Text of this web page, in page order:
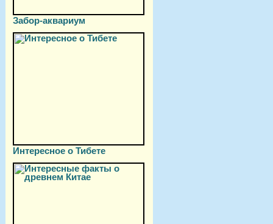
Забор-аквариум
Интересное о Тибете